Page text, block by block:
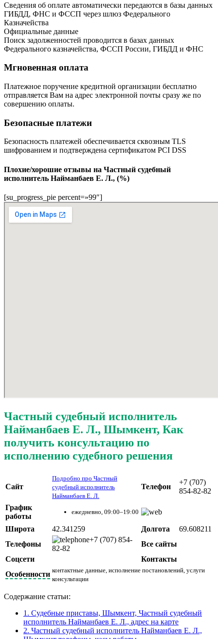
Сведения об оплате автоматически передаются в базы данных
ГИБДД, ФНС и ФССП через шлюз Федерального
Казначейства
Официальные данные
Поиск задолженностей проводится в базах данных
Федерального казначейства, ФССП России, ГИБДД и ФНС
Мгновенная оплата
Платежное поручение кредитной организации бесплатно
отправляется Вам на адрес электронной почты сразу же по
совершению оплаты.
Безопасные платежи
Безопасность платежей обеспечивается сквозным TLS
шифрованием и подтверждена сертификатом PCI DSS
Плохие/хорошие отзывы на Частный судебный
исполнитель Найманбаев Е. Л., (%)
[su_progress_pie percent=»99″]
Частный судебный исполнитель
Найманбаев Е. Л., Шымкент, Как
получить консультацию по
исполнению судебного решения
Сайт
Подробно про Частный
судебный исполнитель
Найманбаев Е. Л.
Телефон
+7 (707)
854-82-82
График
работы
ежедневно, 09:00–19:00
Широта 42.341259 Долгота
69.608211
Телефоны
+7 (707) 854-
82-82
Все сайты
Соцсети
Контакты
Особенности контактные данные, исполнение постановлений, услуги
консультации
Содержание статьи:
1. Судебные приставы, Шымкент, Частный судебный
исполнитель Найманбаев Е. Л., адрес на карте
2. Частный судебный исполнитель Найманбаев Е. Л.,